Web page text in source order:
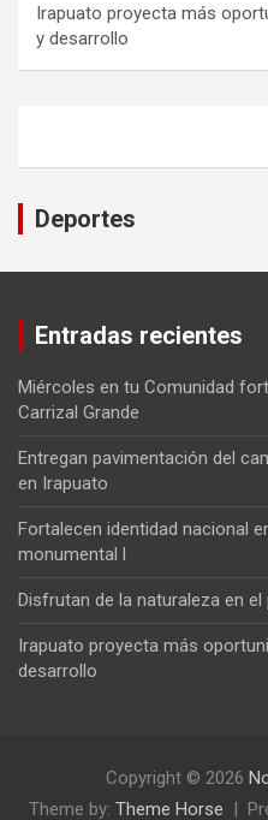
Irapuato proyecta más
y desarrollo
Deportes
Entradas recientes
Miércoles en tu Comunidad
Carrizal Grande
Entregan pavimentación del
en Irapuato
Fortalecen identidad nacional
monumental l
Disfrutan de la naturaleza en
Irapuato proyecta más
desarrollo
Copyright © 2026
Theme by: Theme Horse